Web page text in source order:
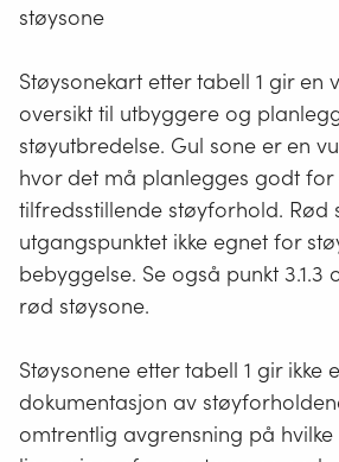
skole)
og
vindturbiner.
støysone
Støysonekart etter tabell 1 gir en
oversikt til utbyggere og
støyutbredelse. Gul sone er en
hvor det må planlegges godt
tilfredsstillende støyforhold. Rød
utgangspunktet ikke egnet for
bebyggelse. Se også punkt 3.1.3
rød støysone.
Støysonene etter tabell 1 gir ikke
dokumentasjon av
omtrentlig avgrensning på